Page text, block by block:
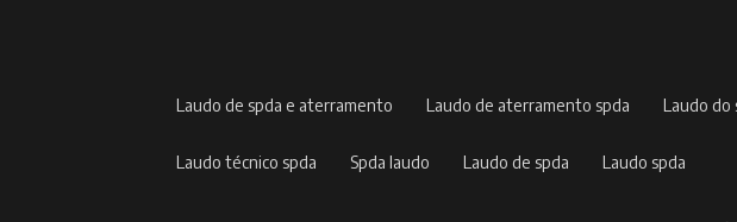
laudo de spda e aterramento laudo de aterramento spda laudo do
laudo técnico spda spda laudo laudo de spda laudo spda